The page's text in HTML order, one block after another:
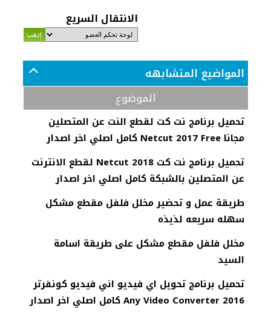
الانتقال السريع
المواضيع المتشابهه
الموضوع
تحميل برنامج نت كت لقطع النت عن المتصلين
مجانا Netcut 2017 Free كامل اصلي اخر اصدار
تحميل برنامج نت كت 2018 Netcut لقطع الانترنت
عن المتصلين بالشبكة كامل اصلي اخر اصدار
طريقة عمل و تحضير مخلل فلفل مقطع مشكل
سهله سريعه لذيذه
مخلل فلفل مقطع مشكل على طريقة اسامة
السيد
تحميل برنامج تحويل اي فيديو اني فيديو كونفرتر
Any Video Converter 2016 كامل اصلي اخر اصدار